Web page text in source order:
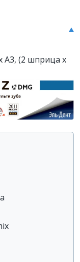
A3, (2 шприца x